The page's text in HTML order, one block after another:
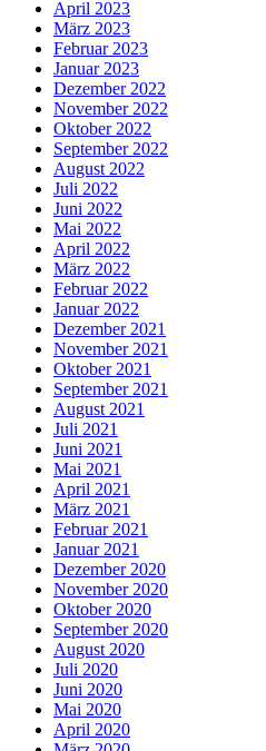
April 2023
März 2023
Februar 2023
Januar 2023
Dezember 2022
November 2022
Oktober 2022
September 2022
August 2022
Juli 2022
Juni 2022
Mai 2022
April 2022
März 2022
Februar 2022
Januar 2022
Dezember 2021
November 2021
Oktober 2021
September 2021
August 2021
Juli 2021
Juni 2021
Mai 2021
April 2021
März 2021
Februar 2021
Januar 2021
Dezember 2020
November 2020
Oktober 2020
September 2020
August 2020
Juli 2020
Juni 2020
Mai 2020
April 2020